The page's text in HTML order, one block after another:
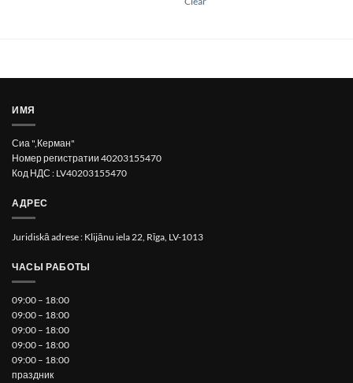
page
ИМЯ
Сиа ",Керман"
Номер регистратии 40203155470
Код НДС : LV40203155470
АДРЕС
Juridiskā adrese : Klijānu iela 22, Rīga, LV-1013
ЧАСЫ РАБОТЫ
09:00 – 18:00
09:00 – 18:00
09:00 – 18:00
09:00 – 18:00
09:00 – 18:00
праздник